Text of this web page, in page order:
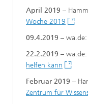
April 2019 –
Woche 2019
09.4.2019 – wa.de:
22.2.2019 – wa.de:
helfen kann
Februar 2019 –
Zentrum für